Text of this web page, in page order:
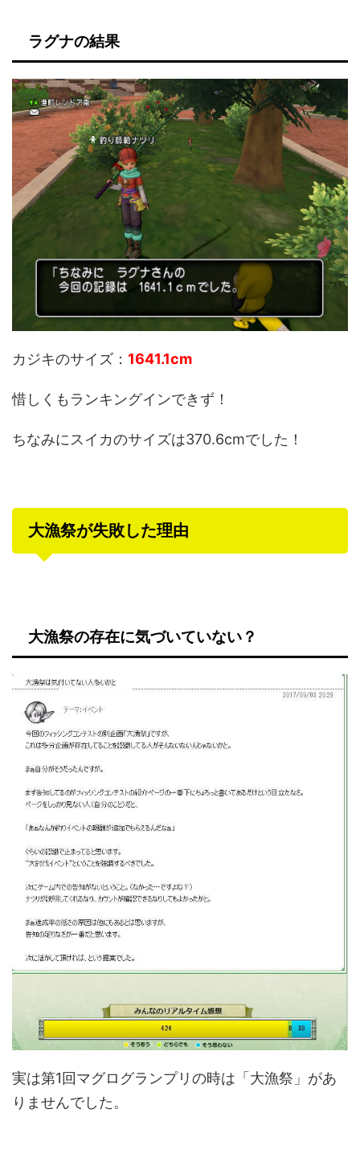
ラグナの結果
カジキのサイズ： 1641.1cm
惜しくもランキングインできず！
ちなみにスイカのサイズは370.6cmでした！
大漁祭が失敗した理由
大漁祭の存在に気づいていない？
実は第1回マグログランプリの時は「大漁祭」があ
りませんでした。